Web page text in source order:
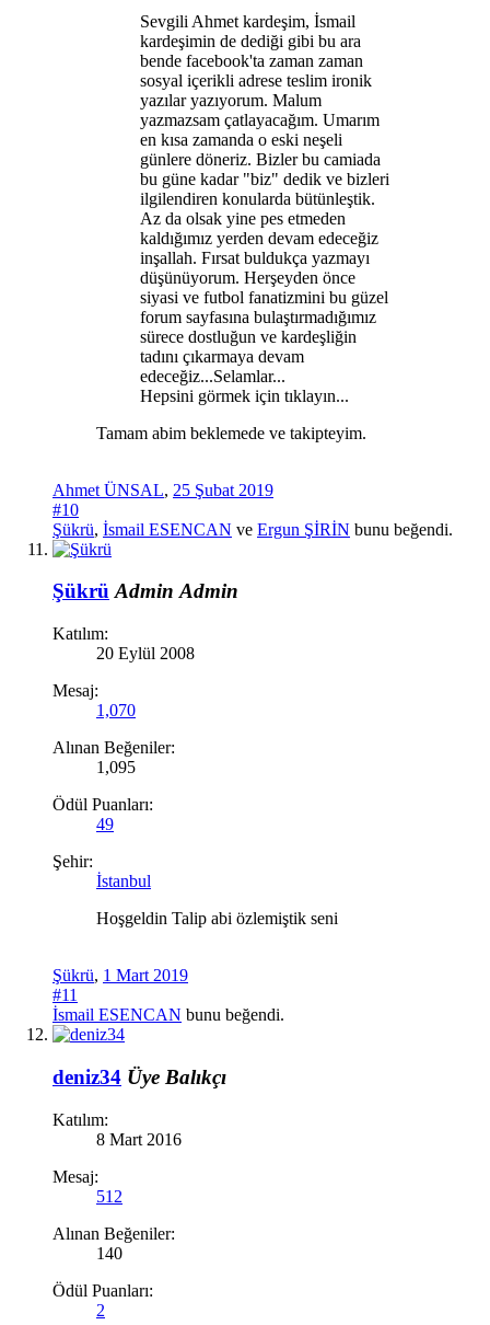
Sevgili Ahmet kardeşim, İsmail
kardeşimin de dediği gibi bu ara
bende facebook'ta zaman zaman
sosyal içerikli adrese teslim ironik
yazılar yazıyorum. Malum
yazmazsam çatlayacağım. Umarım
en kısa zamanda o eski neşeli
günlere döneriz. Bizler bu camiada
bu güne kadar "biz" dedik ve bizleri
ilgilendiren konularda bütünleştik.
Az da olsak yine pes etmeden
kaldığımız yerden devam edeceğiz
inşallah. Fırsat buldukça yazmayı
düşünüyorum. Herşeyden önce
siyasi ve futbol fanatizmini bu güzel
forum sayfasına bulaştırmadığımız
sürece dostluğun ve kardeşliğin
tadını çıkarmaya devam
edeceğiz...Selamlar...
Hepsini görmek için tıklayın...
Tamam abim beklemede ve takipteyim.
Ahmet ÜNSAL, 25 Şubat 2019
#10
Şükrü, İsmail ESENCAN ve Ergun ŞİRİN bunu beğendi.
Şükrü Admin Admin
Katılım:
20 Eylül 2008
Mesaj:
1,070
Alınan Beğeniler:
1,095
Ödül Puanları:
49
Şehir:
İstanbul
Hoşgeldin Talip abi özlemiştik seni
Şükrü, 1 Mart 2019
#11
İsmail ESENCAN bunu beğendi.
deniz34 Üye Balıkçı
Katılım:
8 Mart 2016
Mesaj:
512
Alınan Beğeniler:
140
Ödül Puanları:
2